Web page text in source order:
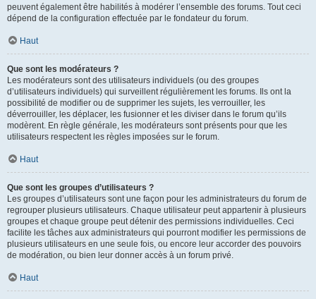
peuvent également être habilités à modérer l’ensemble des forums. Tout ceci
dépend de la configuration effectuée par le fondateur du forum.
Haut
Que sont les modérateurs ?
Les modérateurs sont des utilisateurs individuels (ou des groupes
d’utilisateurs individuels) qui surveillent régulièrement les forums. Ils ont la
possibilité de modifier ou de supprimer les sujets, les verrouiller, les
déverrouiller, les déplacer, les fusionner et les diviser dans le forum qu’ils
modèrent. En règle générale, les modérateurs sont présents pour que les
utilisateurs respectent les règles imposées sur le forum.
Haut
Que sont les groupes d’utilisateurs ?
Les groupes d’utilisateurs sont une façon pour les administrateurs du forum de
regrouper plusieurs utilisateurs. Chaque utilisateur peut appartenir à plusieurs
groupes et chaque groupe peut détenir des permissions individuelles. Ceci
facilite les tâches aux administrateurs qui pourront modifier les permissions de
plusieurs utilisateurs en une seule fois, ou encore leur accorder des pouvoirs
de modération, ou bien leur donner accès à un forum privé.
Haut